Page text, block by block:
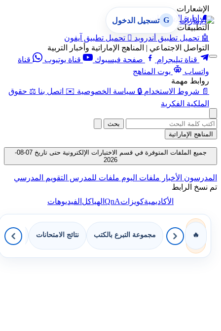
الإشعارات
🔔 إدارة الإشعارات
التطبيقات
🤖 تحميل تطبيق أندرويد  تحميل تطبيق آيفون
التواصل الاجتماعي | المناهج الإماراتية وأخبار التربية
قناة تيليجرام
صفحة فيسبوك قناة يوتيوب
قناة
واتساب
بوت المناهج
روابط مهمة
📄 شروط الاستخدام 🔒 سياسة الخصوصية ✉️ اتصل بنا ⚖️ حقوق
الملكية الفكرية
G تسجيل الدخول
بحث
المناهج الإماراتية
جميع الملفات المتوفرة في قسم الاختبارات الإلكترونية حتى تاريخ 07-08-
2026
المدرسون الأخبار ملفات اليوم ملفات للمدرس التقويم المدرسي
تم نسخ الرابط
الأكاديميةكويزاتQnAالهياكل الفيديوهات
🔥 مجموعة التبرع بالكتب نتائج الامتحانات